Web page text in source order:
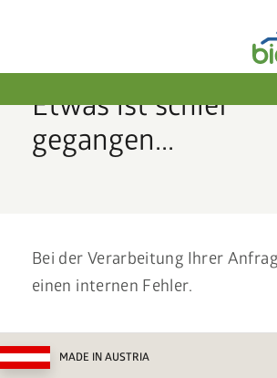
Etwas ist schief
gegangen...
Bei der Verarbeitung Ihrer
einen internen Fehler.
MADE IN AUSTRIA